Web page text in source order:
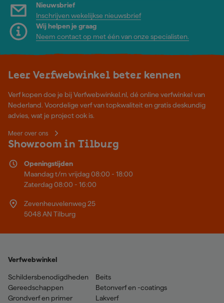
Nieuwsbrief
Inschrijven wekelijkse nieuwsbrief
Wij helpen je graag
Neem contact op met één van onze specialisten.
Leer Verfwebwinkel beter kennen
Verf kopen doe je bij Verfwebwinkel.nl, dé online verfwinkel van
Nederland. Voordelige verf van topkwaliteit en gratis deskundig
advies, wat je project ook is.
Meer over ons
Showroom in Tilburg
Openingstijden
Maandag t/m vrijdag 08:00 - 18:00
Zaterdag 08:00 - 16:00
Zevenheuvelenweg 25
5048 AN Tilburg
Verfwebwinkel
Schildersbenodigdheden
Gereedschappen
Grondverf en primer
Beits
Betonverf en -coatings
Lakverf